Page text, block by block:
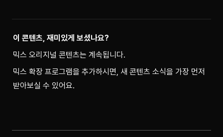
이 콘텐츠, 재미있게 보셨나요?
믹스 오리지널 콘텐츠는 계속됩니다.
믹스 확장 프로그램을 추가하시면, 새 콘텐츠 소식을 가장 먼저
받아보실 수 있어요.